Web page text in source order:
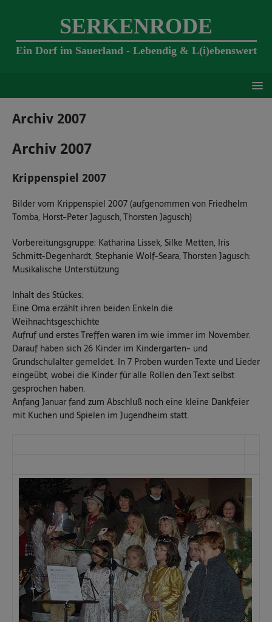
SERKENRODE
Ein Dorf im Sauerland - Lebendig & L(i)ebenswert
Archiv 2007
Archiv 2007
Krippenspiel 2007
Bilder vom Krippenspiel 2007 (aufgenommen von Friedhelm
Tomba, Horst-Peter Jagusch, Thorsten Jagusch)
Vorbereitungsgruppe: Katharina Lissek, Silke Metten, Iris
Schmitt-Degenhardt, Stephanie Wolf-Seara, Thorsten Jagusch:
Musikalische Unterstützung
Inhalt des Stückes:
Eine Oma erzählt ihren beiden Enkeln die
Weihnachtsgeschichte
Aufruf und erstes Treffen waren im wie immer im November.
Darauf haben sich 26 Kinder im Kindergarten- und
Grundschulalter gemeldet. In 7 Proben wurden Texte und Lieder
eingeübt, wobei die Kinder für alle Rollen den Text selbst
gesprochen haben.
Anfang Januar fand zum Abschluß noch eine kleine Dankfeier
mit Kuchen und Spielen im Jugendheim statt.